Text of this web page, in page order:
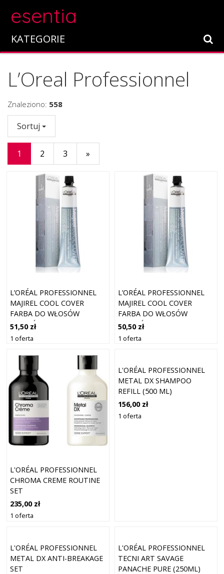
esentia
KATEGORIE
L’Oreal Professionnel
Znaleziono: 558
Sortuj
1 2 3 »
L’ORÉAL PROFESSIONNEL
MAJIREL COOL COVER
FARBA DO WŁOSÓW
ODCIEŃ COOL COVER 7 50
ML
51,50 zł
1 oferta
L’ORÉAL PROFESSIONNEL
MAJIREL COOL COVER
FARBA DO WŁOSÓW
ODCIEŃ COOL COVER 6.1 50
ML
50,50 zł
1 oferta
L'ORÉAL PROFESSIONNEL
CHROMA CREME ROUTINE
SET
235,00 zł
1 oferta
L'ORÉAL PROFESSIONNEL
METAL DX SHAMPOO
REFILL (500 ML)
156,00 zł
1 oferta
L'ORÉAL PROFESSIONNEL
METAL DX ANTI-BREAKAGE
SET
L'ORÉAL PROFESSIONNEL
TECNI ART SAVAGE
PANACHE PURE (250ML)